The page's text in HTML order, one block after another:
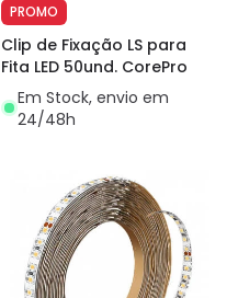
PROMO
Clip de Fixação LS para
Fita LED 50und. CorePro
Em Stock, envio em
24/48h